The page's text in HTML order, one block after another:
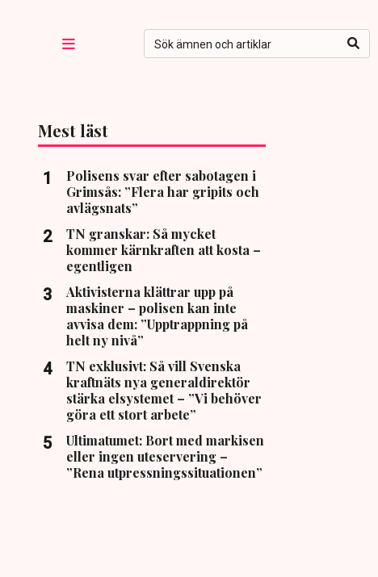
Mest läst
Polisens svar efter sabotagen i
Grimsås: ”Flera har gripits och
avlägsnats”
TN granskar: Så mycket
kommer kärnkraften att kosta –
egentligen
Aktivisterna klättrar upp på
maskiner – polisen kan inte
avvisa dem: ”Upptrappning på
helt ny nivå”
TN exklusivt: Så vill Svenska
kraftnäts nya generaldirektör
stärka elsystemet – ”Vi behöver
göra ett stort arbete”
Ultimatumet: Bort med markisen
eller ingen uteservering –
”Rena utpressningssituationen”